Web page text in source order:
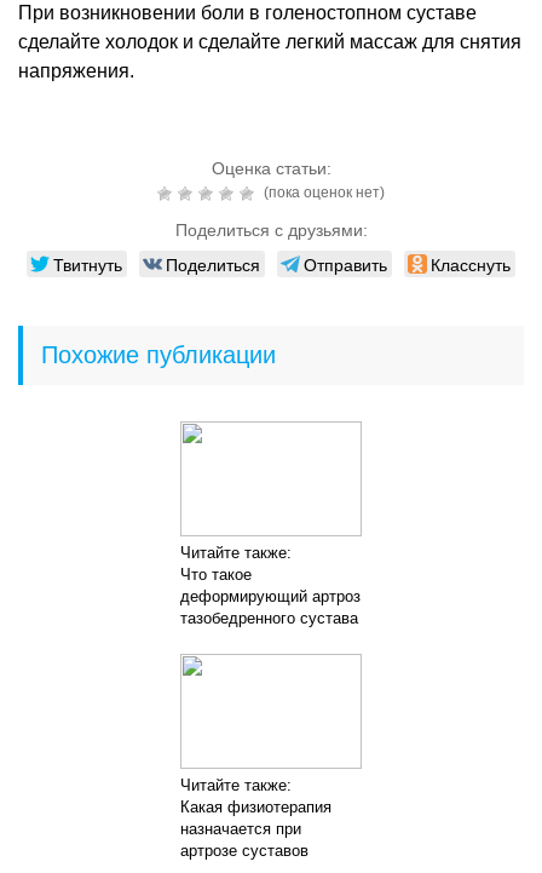
При возникновении боли в голеностопном суставе
сделайте холодок и сделайте легкий массаж для снятия
напряжения.
Оценка статьи:
(пока оценок нет)
Поделиться с друзьями:
Твитнуть Поделиться Отправить Класснуть
Похожие публикации
Читайте также:
Что такое
деформирующий артроз
тазобедренного сустава
Читайте также:
Какая физиотерапия
назначается при
артрозе суставов